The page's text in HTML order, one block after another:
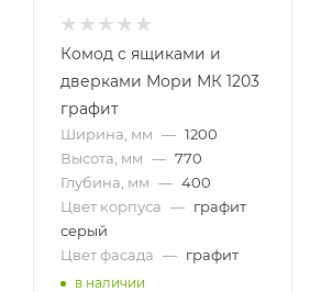
Комод с ящиками и
дверками Мори МК 1203
графит
Ширина, мм — 1200
Высота, мм — 770
Глубина, мм — 400
Цвет корпуса — графит
серый
Цвет фасада — графит
в наличии